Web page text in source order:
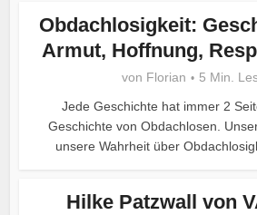
Obdachlosigkeit:
Armut, Hoffnung,
von Florian
5 Min.
Jede Geschichte hat immer 2
Geschichte von Obdachlosen.
unsere Wahrheit über
Hilke Patzwall von